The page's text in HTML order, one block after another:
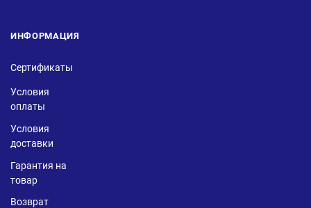
ИНФОРМАЦИЯ
Сертификаты
Условия
оплаты
Условия
доставки
Гарантия на
товар
Возврат